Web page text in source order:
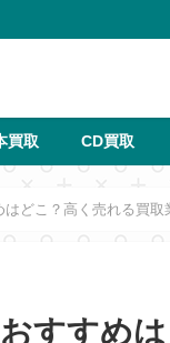
買取 CD買取
はどこ？高く売れる買
すすめ